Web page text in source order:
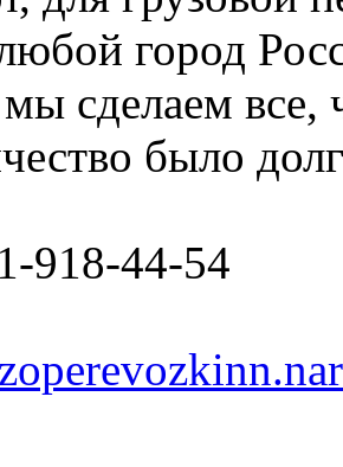
город
сделаем
было
918-44-54